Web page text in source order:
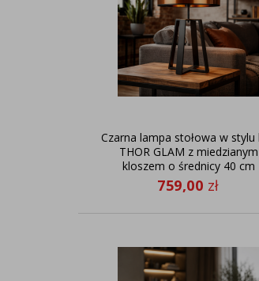
Czarna lampa stołowa w
THOR GLAM z miedzianym
kloszem o średnicy 40 cm
759,00 zł